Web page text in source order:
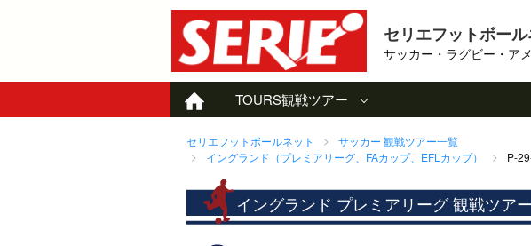
セリエフットボール
サッカー・ラグビー・ア
TOURS観戦ツアー
セリエフットボールネット
サッカー 観戦ツアー一覧
イングランド（プレミアリーグ、FAカップ、EFLカップ）
P-
イングランド プレミアリーグ 観戦ツアー